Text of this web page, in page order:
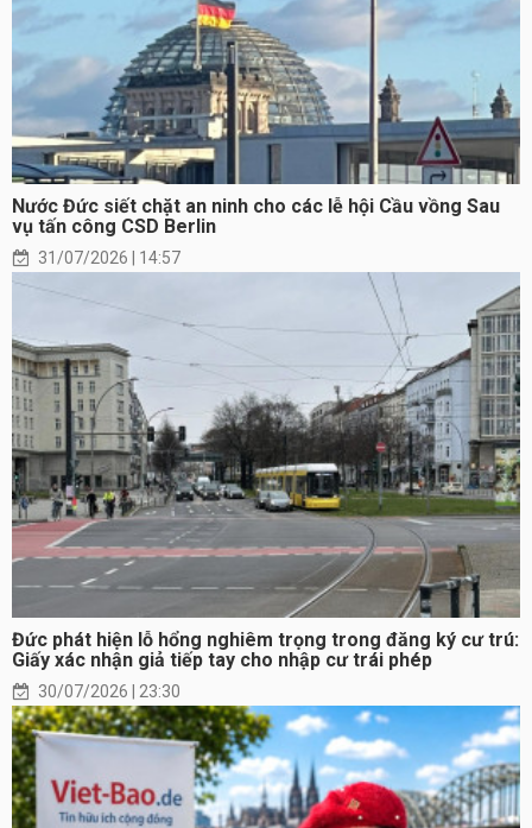
Nước Đức siết chặt an ninh cho các lễ hội Cầu vồng Sau
vụ tấn công CSD Berlin
31/07/2026 | 14:57
Đức phát hiện lỗ hổng nghiêm trọng trong đăng ký cư trú:
Giấy xác nhận giả tiếp tay cho nhập cư trái phép
30/07/2026 | 23:30